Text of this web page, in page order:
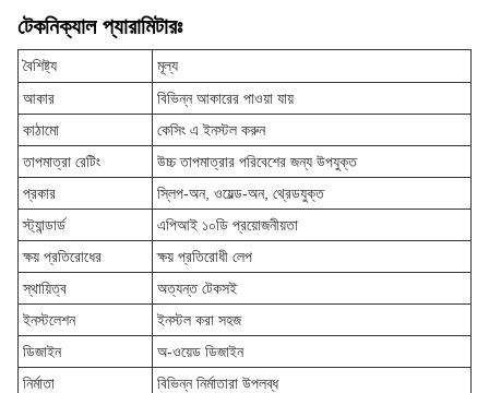
টেকনিক্যাল প্যারামিটারঃ
বৈশিষ্ট্য
মূল্য
আকার
বিভিন্ন আকারের পাওয়া যায়
কাঠামো
কেসিং এ ইনস্টল করুন
তাপমাত্রা রেটিং
উচ্চ তাপমাত্রার পরিবেশের জন্য উপযুক্ত
প্রকার
স্লিপ-অন, ওয়েল্ড-অন, থ্রেডযুক্ত
স্ট্যান্ডার্ড
এপিআই ১০ডি প্রয়োজনীয়তা
ক্ষয় প্রতিরোধের
ক্ষয় প্রতিরোধী লেপ
স্থায়িত্ব
অত্যন্ত টেকসই
ইনস্টলেশন
ইনস্টল করা সহজ
ডিজাইন
অ-ওয়েড ডিজাইন
নির্মাতা
বিভিন্ন নির্মাতারা উপলব্ধ